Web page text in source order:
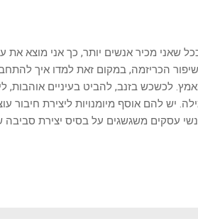
שאני מכיר אנשים יותר, כך אני מוצא
הכריזמה, במקום זאת למדו איך
לכשכש בזנב, להביט בעיניים אוהבות,
יש להם אוסף מיומנויות ליצירת חיבור
עסקים משגשגים על בסיס יצירת
שלהם לחיבור נובע משילוב מרתק של התאמות